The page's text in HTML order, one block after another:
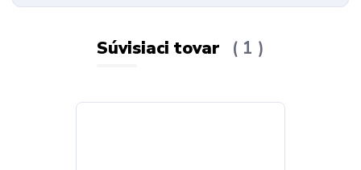
Súvisiaci tovar 1